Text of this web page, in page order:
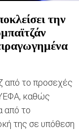
την
από το προσεχές
καθώς
από το
της σε υπόθεση